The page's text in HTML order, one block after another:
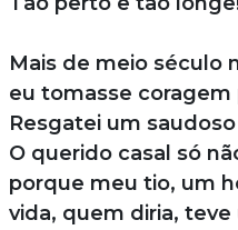
Mais de meio século
eu tomasse coragem
Resgatei um
O querido casal só
porque meu tio, um
vida, quem diria,